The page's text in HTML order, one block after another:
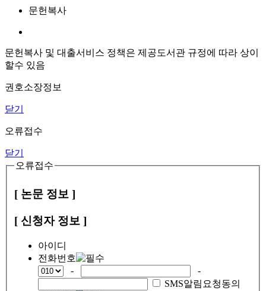
문헌복사
문헌복사 및 대출서비스 정책은 제공도서관 규정에 따라 상이
할수 있음
권호소장정보
닫기
오류접수
닫기
오류접수
[ 논문 정보 ]
[ 신청자 정보 ]
아이디
전화번호
-
-
SMS알림요청동의